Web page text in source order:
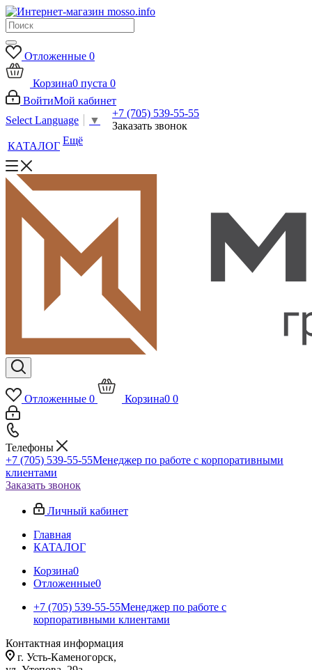
Отложенные 0
Корзина0 пуста 0
ВойтиМой кабинет
Select Language
▼
+7 (705) 539-55-55
Заказать звонок
КАТАЛОГ Ещё
Отложенные 0 Корзина0 0
Телефоны
+7 (705) 539-55-55Менеджер по работе с корпоративными
клиентами
Заказать звонок
Личный кабинет
Главная
КАТАЛОГ
Корзина0
Отложенные0
+7 (705) 539-55-55Менеджер по работе с
корпоративными клиентами
Контактная информация
г. Усть-Каменогорск,